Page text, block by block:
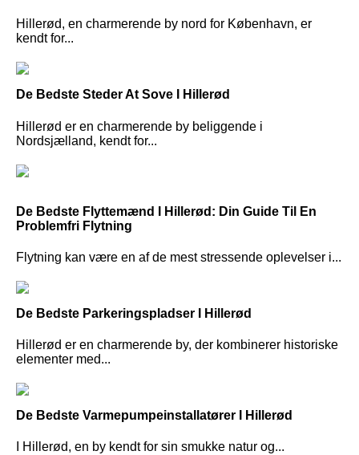
Hillerød, en charmerende by nord for København, er
kendt for...
De Bedste Steder At Sove I Hillerød
Hillerød er en charmerende by beliggende i
Nordsjælland, kendt for...
De Bedste Flyttemænd I Hillerød: Din Guide Til En
Problemfri Flytning
Flytning kan være en af de mest stressende oplevelser i...
De Bedste Parkeringspladser I Hillerød
Hillerød er en charmerende by, der kombinerer historiske
elementer med...
De Bedste Varmepumpeinstallatører I Hillerød
I Hillerød, en by kendt for sin smukke natur og...